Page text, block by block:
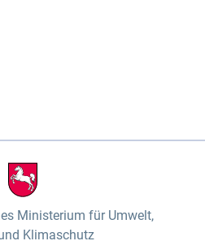
Ministerium für Umwelt,
Klimaschutz